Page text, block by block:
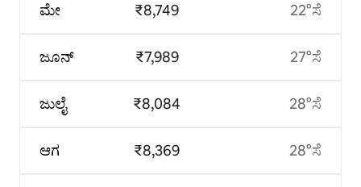
ಮೇ
ಜೂನ್
ಜುಲೈ
ಆಗ
₹8,749
₹7,989
₹8,084
₹8,369
22°ಸೆ
27°ಸೆ
28°ಸೆ
28°ಸೆ